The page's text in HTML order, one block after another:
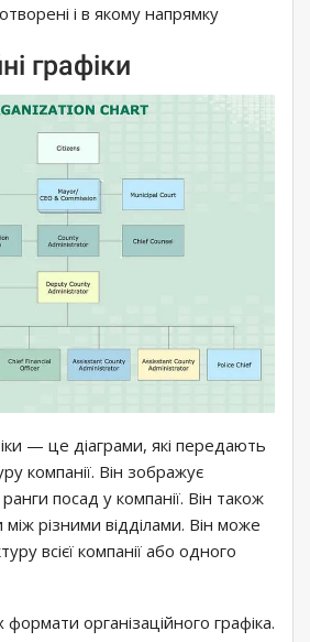
і в якому напрямку
графіки
— це діаграми, які передають
компанії. Він зображує
посад у компанії. Він також
між різними відділами. Він може
всієї компанії або одного
організаційного графіка.